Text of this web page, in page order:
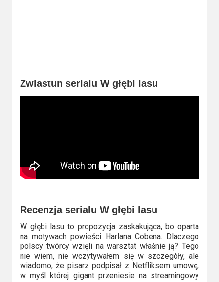
2021
2016
2015
2014
Zwiastun serialu W głębi lasu
Recenzja serialu W głębi lasu
W głębi lasu to propozycja zaskakująca, bo oparta
na motywach powieści Harlana Cobena. Dlaczego
polscy twórcy wzięli na warsztat właśnie ją? Tego
nie wiem, nie wczytywałem się w szczegóły, ale
wiadomo, że pisarz podpisał z Netfliksem umowę,
w myśl której gigant przeniesie na streamingowy